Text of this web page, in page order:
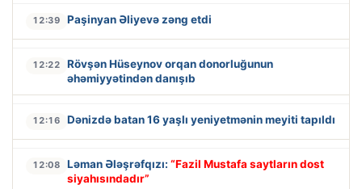
12:39 Paşinyan Əliyevə zəng etdi
12:22
Rövşən Hüseynov orqan donorluğunun
əhəmiyyətindən danışıb
12:16 Dənizdə batan 16 yaşlı yeniyetmənin meyiti tapıldı
12:08 Ləman Ələşrəfqızı: “Fazil Mustafa saytların dost
siyahısındadır”